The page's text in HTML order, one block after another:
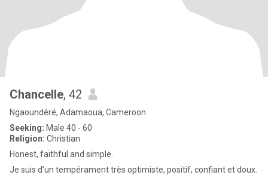
Chancelle, 42
Ngaoundéré, Adamaoua, Cameroon
Seeking: Male 40 - 60
Religion: Christian
Honest, faithful and simple.
Je suis d’un tempérament très optimiste, positif, confiant et doux.